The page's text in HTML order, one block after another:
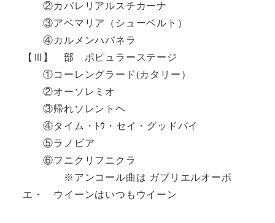
②カバレリアルスチカーナ
③アベマリア（シューベルト）
④カルメンハバネラ
【Ⅲ】 部 ポピュラーステージ
①コーレングラード(カタリー）
②オーソレミオ
③帰れソレントヘ
④タイム・ﾄｳ・セイ・グッドバイ
⑤ラノビア
⑥フニクリフニクラ
※アンコール曲は ガブリエルオーボ
エ・ ウイーンはいつもウイーン